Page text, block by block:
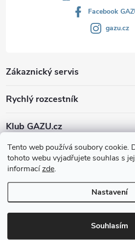
Tento web používá soubory cookie.
tohoto webu vyjadřujete souhlas s
informacízde.
Nastavení
Souhlasím
Facebook
gazu.cz
Zákaznický servis
Rychlý rozcestník
Klub GAZU.cz
Copyright 2026GAZU.cz | moderní koberce